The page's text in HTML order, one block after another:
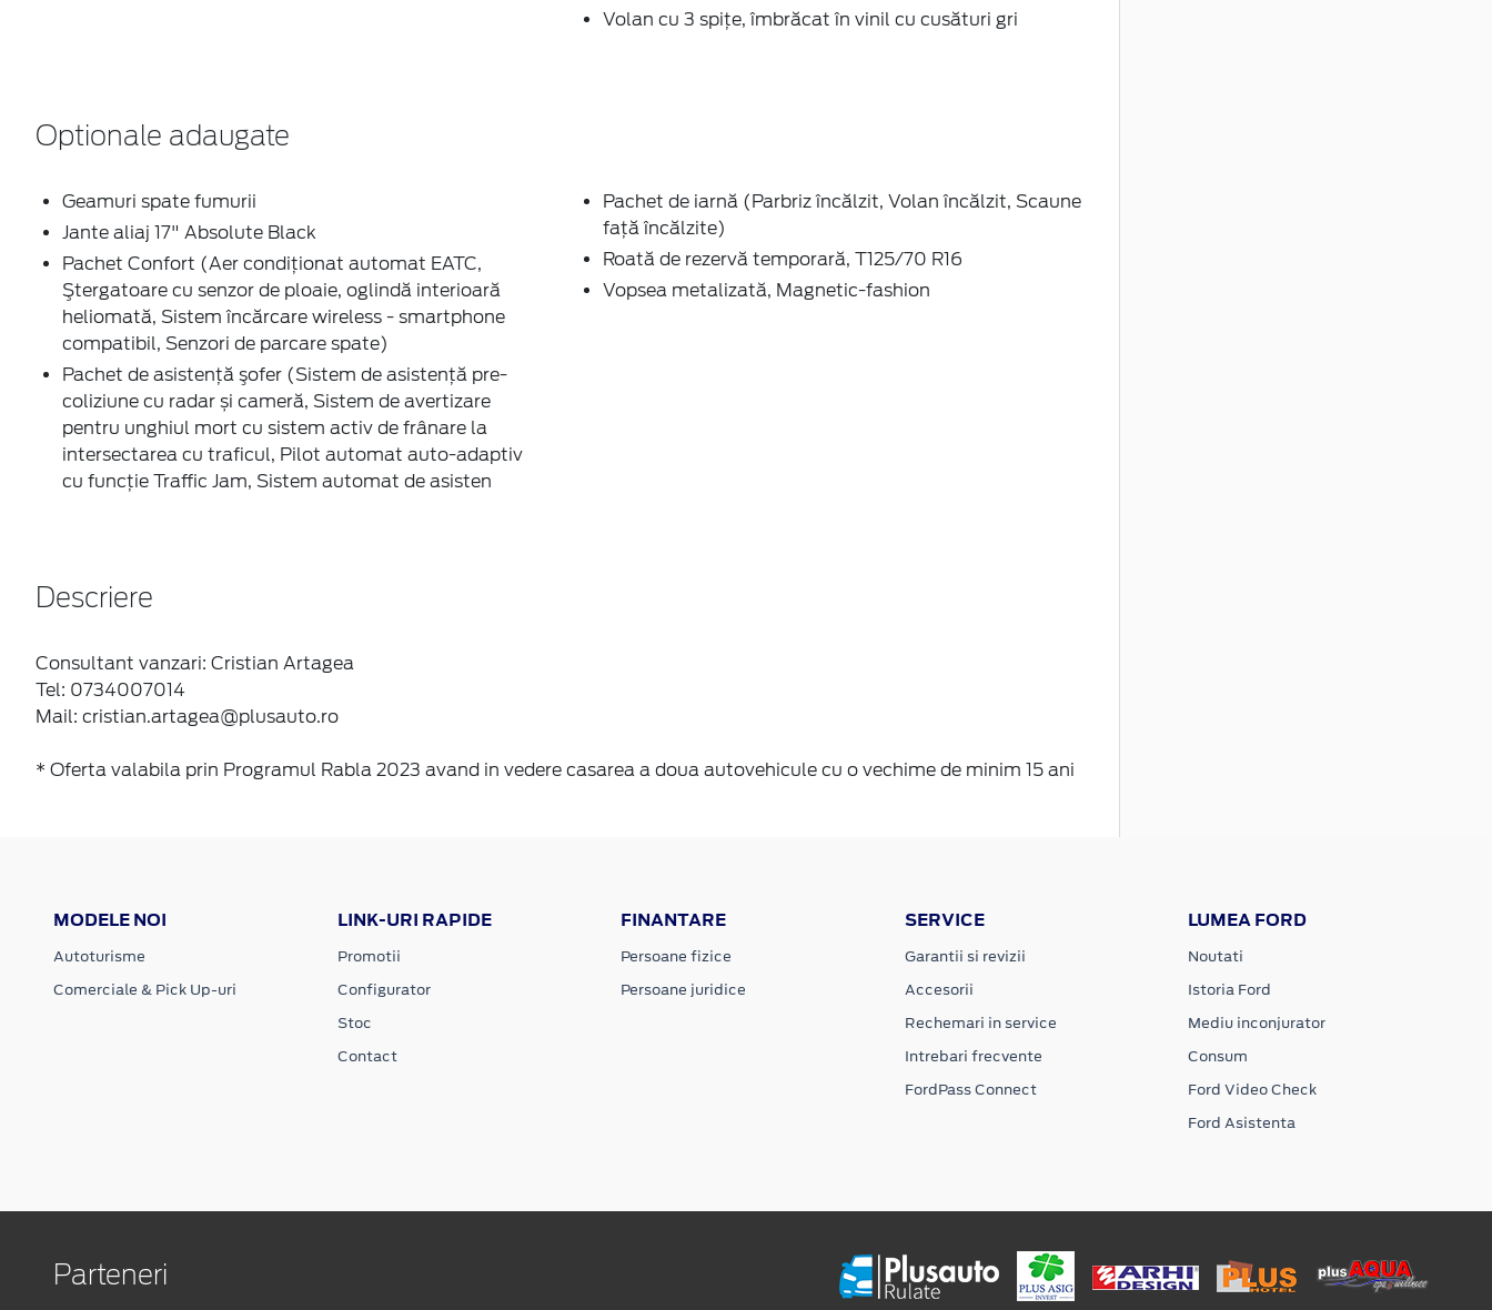
Volan cu 3 spițe, îmbrăcat în vinil cu cusături gri
Optionale adaugate
Geamuri spate fumurii
Jante aliaj 17" Absolute Black
Pachet Confort (Aer condiţionat automat EATC,
Ştergatoare cu senzor de ploaie, oglindă interioară
heliomată, Sistem încărcare wireless - smartphone
compatibil, Senzori de parcare spate)
Pachet de asistenţă şofer (Sistem de asistenţă pre-
coliziune cu radar și cameră, Sistem de avertizare
pentru unghiul mort cu sistem activ de frânare la
intersectarea cu traficul, Pilot automat auto-adaptiv
cu funcție Traffic Jam, Sistem automat de asisten
Pachet de iarnă (Parbriz încălzit, Volan încălzit, Scaune
faţă încălzite)
Roată de rezervă temporară, T125/70 R16
Vopsea metalizată, Magnetic-fashion
Descriere
Consultant vanzari: Cristian Artagea
Tel: 0734007014
Mail: cristian.artagea@plusauto.ro
* Oferta valabila prin Programul Rabla 2023 avand in vedere casarea a doua autovehicule cu o vechime de minim 15 ani
MODELE NOI
Autoturisme
Comerciale & Pick Up-uri
LINK-URI RAPIDE
Promotii
Configurator
Stoc
Contact
FINANTARE
Persoane fizice
Persoane juridice
SERVICE
Garantii si revizii
Accesorii
Rechemari in service
Intrebari frecvente
FordPass Connect
LUMEA FORD
Noutati
Istoria Ford
Mediu inconjurator
Consum
Ford Video Check
Ford Asistenta
Parteneri